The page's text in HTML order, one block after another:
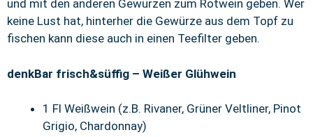
und mit den anderen Gewürzen zum Rotwein geben. Wer
keine Lust hat, hinterher die Gewürze aus dem Topf zu
fischen kann diese auch in einen Teefilter geben.
denkBar frisch&süffig – Weißer Glühwein
1 Fl Weißwein (z.B. Rivaner, Grüner Veltliner, Pinot
Grigio, Chardonnay)